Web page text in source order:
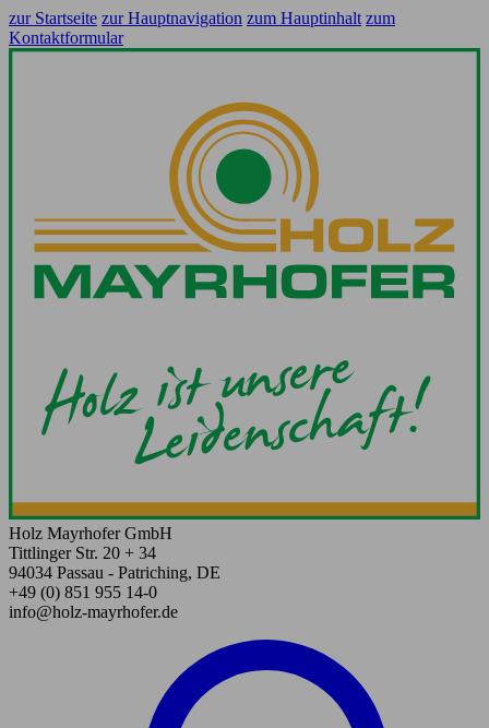
zur Startseite zur Hauptnavigation zum Hauptinhalt zum
Kontaktformular
Holz Mayrhofer GmbH
Tittlinger Str. 20 + 34
94034 Passau - Patriching, DE
+49 (0) 851 955 14-0
info@holz-mayrhofer.de